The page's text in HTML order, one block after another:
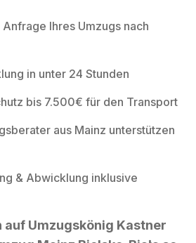
Ihres Umzugs nach
in unter 24 Stunden
bis 7.500€ für den Transport
aus Mainz unterstützen
& Abwicklung inklusive
auf Umzugskönig Kastner